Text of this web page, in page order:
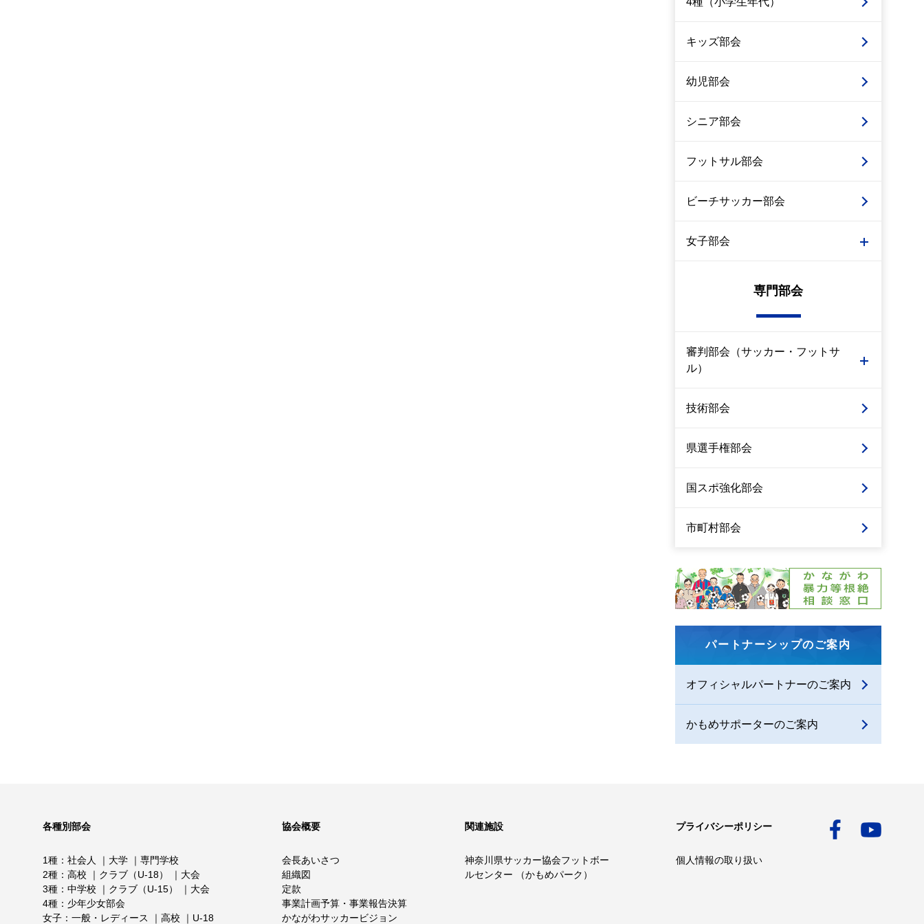
キッズ部会
幼児部会
シニア部会
フットサル部会
ビーチサッカー部会
女子部会
専門部会
審判部会（サッカー・フットサ
ル）
技術部会
県選手権部会
国スポ強化部会
市町村部会
パートナーシップのご案内
オフィシャルパートナーのご案内
かもめサポーターのご案内
各種別部会
1種 社会人 大学
専門学校
2種
高校 クラブ（U-18）
大会
3種
中学校 クラブ（U-15）
大会
4種
少年少女部会
女子
一般・レディース 高校 U-18
協会概要
会長あいさつ
組織図
定款
事業計画予算・事業報告決算
かながわサッカービジョン
関連施設
神奈川県サッカー協会フットボー
ルセンター （かもめパーク）
プライバシーポリシー
個人情報の取り扱い